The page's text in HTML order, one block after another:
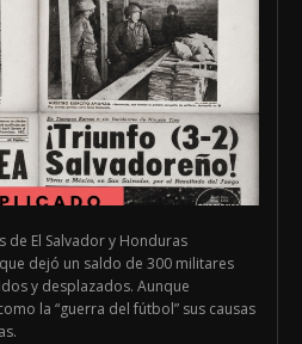
de El Salvador y Honduras
dejó un saldo de 300 militares
y desplazados. Aunque
la “guerra del fútbol” sus causas